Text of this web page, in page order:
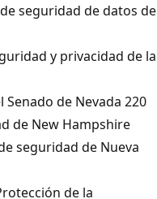
seguridad de datos de
y privacidad de la
Senado de Nevada 220
de New Hampshire
seguridad de Nueva
de la